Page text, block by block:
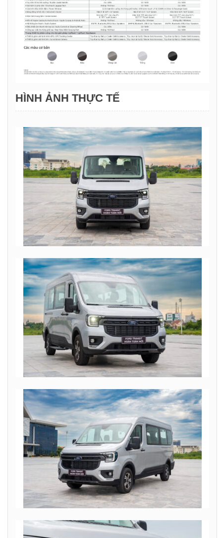
HÌNH ẢNH THỰC TẾ